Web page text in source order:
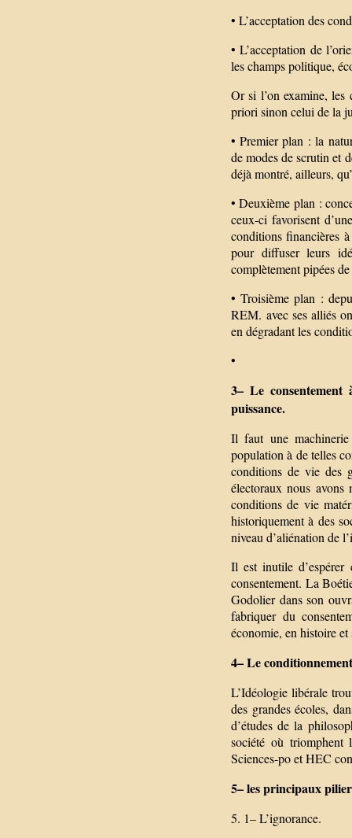
• L’acceptation des
• L’acceptation de
les champs politique,
Or si l’on examine, les
priori sinon celui de la
• Premier plan : la
de modes de scrutin et
déjà montré, ailleurs,
• Deuxième plan :
ceux-ci favorisent
conditions financières
pour diffuser leurs
complètement pipées
• Troisième plan :
REM. avec ses alliés
en dégradant les
•
3– Le
puissance.
Il faut une
population à de telles
conditions de vie des
électoraux nous
conditions de vie
historiquement à des
niveau d’aliénation de
Il est inutile d’espérer
consentement. La
Godolier dans son
fabriquer du
économie, en histoire et
4– Le
L’Idéologie libérale
des grandes écoles,
d’études de la
société où triomphent
Sciences-po et HEC
5– les principaux
5. 1– L’ignorance.